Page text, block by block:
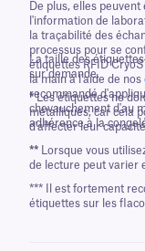
De plus, elles
l'information de
la traçabilité des
processus pour se
étiquettes RFID
la main à l'aide de nos
recommandé
chevauchement d'au
adhérence à la
La taille des
sur demande.
*Les étiquettes ne
métalliques, car cela
d'affecter leur
** Lorsque vous
de lecture peut varier
*** Il est fortement
étiquettes sur les